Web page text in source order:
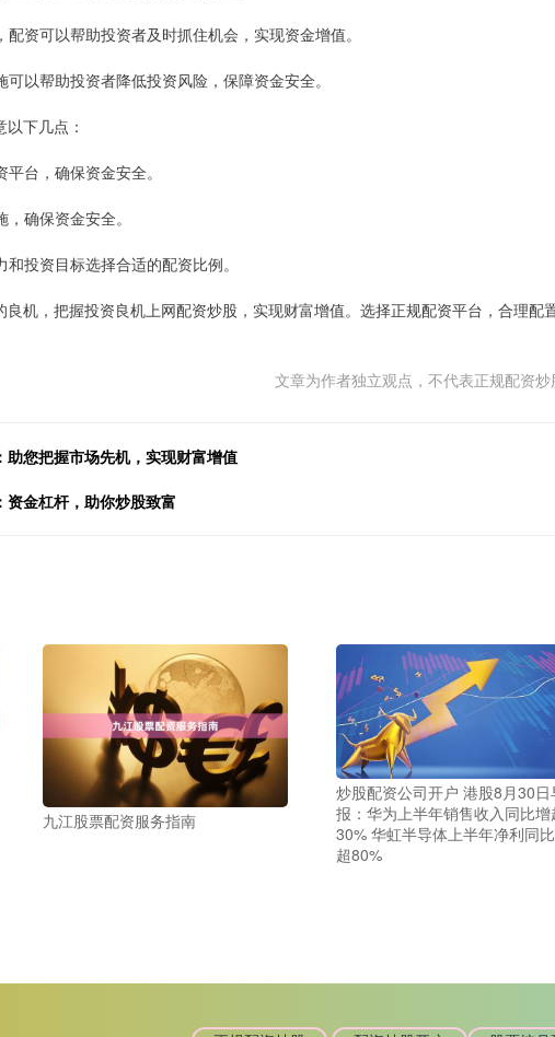
资可以帮助投资者及时抓住机会，实现资金增值。
以帮助投资者降低投资风险，保障资金安全。
下几点：
台，确保资金安全。
确保资金安全。
投资目标选择合适的配资比例。
机，把握投资良机上网配资炒股，实现财富增值。选择正规配资平台，合理配
文章为作者独立观点，不代表正规配资炒
您把握市场先机，实现财富增值
金杠杆，助你炒股致富
九江股票配资服务指南
炒股配资公司开户 港股8月30日
报：华为上半年销售收入同比增
30% 华虹半导体上半年净利同
超80%